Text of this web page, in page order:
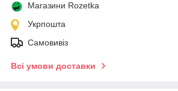
Магазини Rozetka
Укрпошта
Самовивіз
Всі умови доставки